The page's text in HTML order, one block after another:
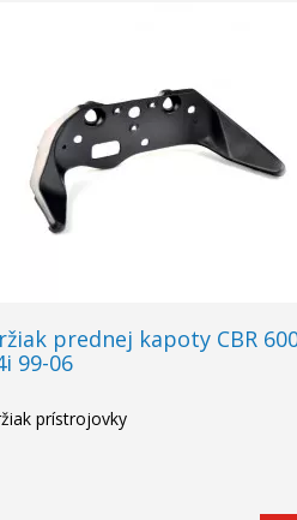
prednej kapoty CBR
99-06
prístrojovky